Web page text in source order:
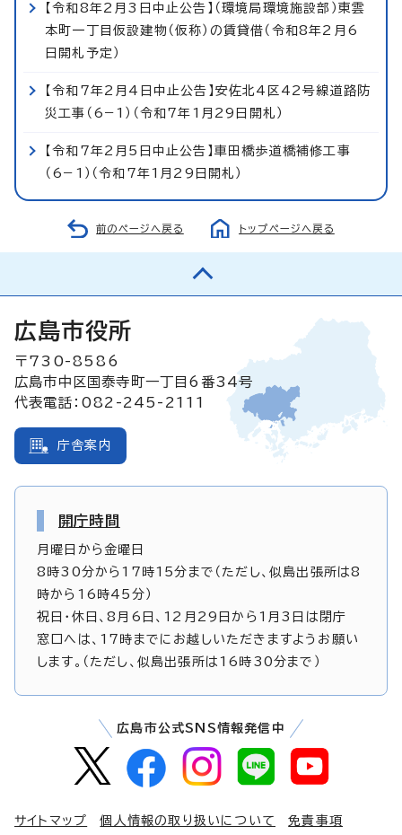
【令和8年2月3日中止公告】（環境局環境施設部）東雲
本町一丁目仮設建物（仮称）の賃貸借（令和8年2月6
日開札予定）
【令和7年2月4日中止公告】安佐北4区42号線道路防
災工事（6−1）（令和7年1月29日開札）
【令和7年2月5日中止公告】車田橋歩道橋補修工事
（6−1）（令和7年1月29日開札）
前のページへ戻る トップページへ戻る
広島市役所
〒730-8586
広島市中区国泰寺町一丁目6番34号
代表電話：082-245-2111
庁舎案内
開庁時間
月曜日から金曜日
8時30分から17時15分まで（ただし、似島出張所は8
時から16時45分）
祝日・休日、8月6日、12月29日から1月3日は閉庁
窓口へは、17時までにお越しいただきますようお願い
します。（ただし、似島出張所は16時30分まで）
広島市公式SNS情報発信中
サイトマップ 個人情報の取り扱いについて 免責事項